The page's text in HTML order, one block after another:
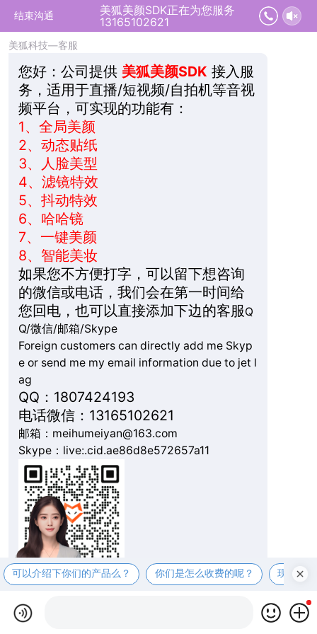
结束沟通
美狐美颜SDK正在为您服务
13165102621
2026-08-09 13:01:29 开始沟通
美狐科技—客服
您好： 公司提供 美狐美颜SDK 接入服
务，适用于直播/短视频/自拍机等音视
频平台，可实现的功能有：
1、 全局美颜
2、 动态贴纸
3、
人脸美型
4、 滤镜特效
5、 抖动特效
6、 哈哈镜
7、 一键美颜
8、 智能美妆
如果您不方便打字，可以留下想咨询
的微信或电话，我们会在第一时间给
您回电，也可以直接添加下边的客服Q
Q/微信/邮箱/Skype
Foreign customers can directly add me Skyp
e or send me my email information due to jet l
ag
QQ：1807424193
电话微信：13165102621
邮箱：meihumeiyan@163.com
Skype：live:.cid.ae86d8e572657a11
可以介绍下你们的产品么？ 你们是怎么收费的呢？ 现在有